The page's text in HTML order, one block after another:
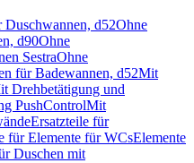
d52Ohne
d90Ohne
SestraOhne
für Badewannen, d52Mit
Drehbetätigung und
PushControlMit
Ersatzteile für
für Elemente für WCsElemente
Duschen mit